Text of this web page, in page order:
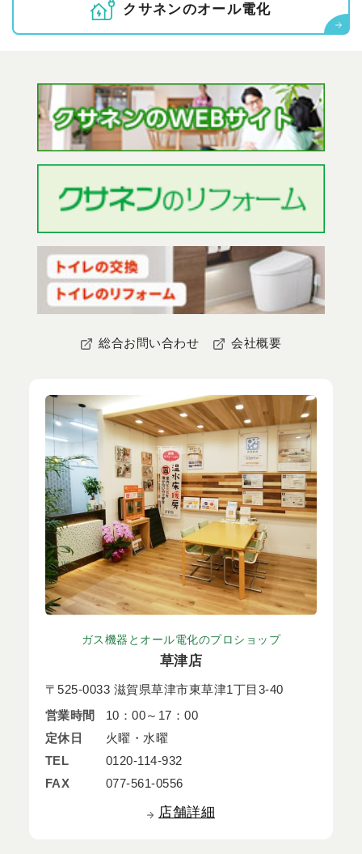
クサネンのオール電化
総合お問い合わせ 会社概要
ガス機器とオール電化のプロショップ
草津店
〒525-0033 滋賀県草津市東草津1丁目3-40
営業時間
10：00～17：00
定休日
火曜・水曜
TEL
0120-114-932
FAX
077-561-0556
店舗詳細